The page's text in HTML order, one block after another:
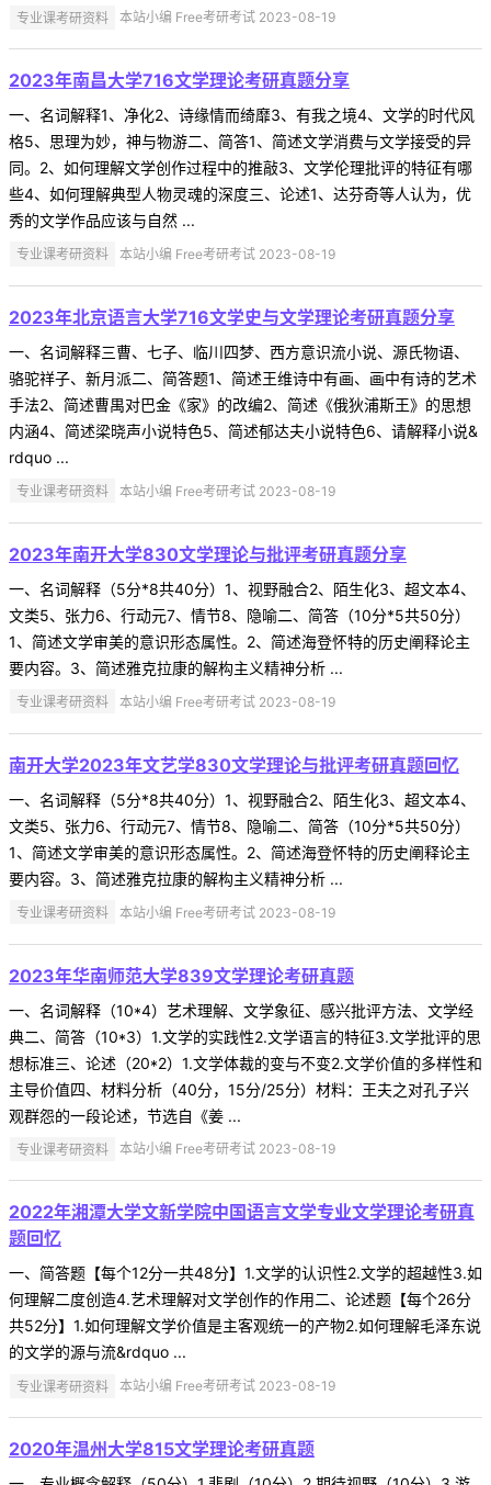
专业课考研资料 本站小编 Free考研考试 2023-08-19
2023年南昌大学716文学理论考研真题分享
一、名词解释1、净化2、诗缘情而绮靡3、有我之境4、文学的时代风
格5、思理为妙，神与物游二、简答1、简述文学消费与文学接受的异
同。2、如何理解文学创作过程中的推敲3、文学伦理批评的特征有哪
些4、如何理解典型人物灵魂的深度三、论述1、达芬奇等人认为，优
秀的文学作品应该与自然 ...
专业课考研资料 本站小编 Free考研考试 2023-08-19
2023年北京语言大学716文学史与文学理论考研真题分享
一、名词解释三曹、七子、临川四梦、西方意识流小说、源氏物语、
骆驼祥子、新月派二、简答题1、简述王维诗中有画、画中有诗的艺术
手法2、简述曹禺对巴金《家》的改编2、简述《俄狄浦斯王》的思想
内涵4、简述梁晓声小说特色5、简述郁达夫小说特色6、请解释小说&
rdquo ...
专业课考研资料 本站小编 Free考研考试 2023-08-19
2023年南开大学830文学理论与批评考研真题分享
一、名词解释（5分*8共40分）1、视野融合2、陌生化3、超文本4、
文类5、张力6、行动元7、情节8、隐喻二、简答（10分*5共50分）
1、简述文学审美的意识形态属性。2、简述海登怀特的历史阐释论主
要内容。3、简述雅克拉康的解构主义精神分析 ...
专业课考研资料 本站小编 Free考研考试 2023-08-19
南开大学2023年文艺学830文学理论与批评考研真题回忆
一、名词解释（5分*8共40分）1、视野融合2、陌生化3、超文本4、
文类5、张力6、行动元7、情节8、隐喻二、简答（10分*5共50分）
1、简述文学审美的意识形态属性。2、简述海登怀特的历史阐释论主
要内容。3、简述雅克拉康的解构主义精神分析 ...
专业课考研资料 本站小编 Free考研考试 2023-08-19
2023年华南师范大学839文学理论考研真题
一、名词解释（10*4）艺术理解、文学象征、感兴批评方法、文学经
典二、简答（10*3）1.文学的实践性2.文学语言的特征3.文学批评的思
想标准三、论述（20*2）1.文学体裁的变与不变2.文学价值的多样性和
主导价值四、材料分析（40分，15分/25分）材料：王夫之对孔子兴
观群怨的一段论述，节选自《姜 ...
专业课考研资料 本站小编 Free考研考试 2023-08-19
2022年湘潭大学文新学院中国语言文学专业文学理论考研真
题回忆
一、简答题【每个12分一共48分】1.文学的认识性2.文学的超越性3.如
何理解二度创造4.艺术理解对文学创作的作用二、论述题【每个26分
共52分】1.如何理解文学价值是主客观统一的产物2.如何理解毛泽东说
的文学的源与流&rdquo ...
专业课考研资料 本站小编 Free考研考试 2023-08-19
2020年温州大学815文学理论考研真题